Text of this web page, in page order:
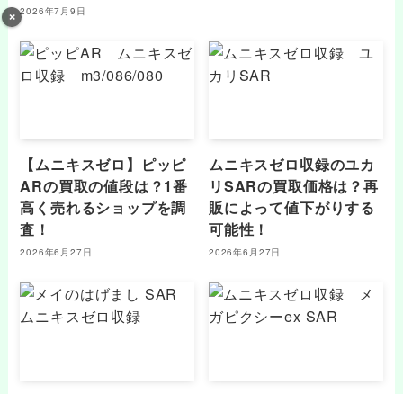
2026年7月9日
【ムニキスゼロ】ピッピ
ARの買取の値段は？1番
高く売れるショップを調
査！
2026年6月27日
ムニキスゼロ収録のユカ
リSARの買取価格は？再
販によって値下がりする
可能性！
2026年6月27日